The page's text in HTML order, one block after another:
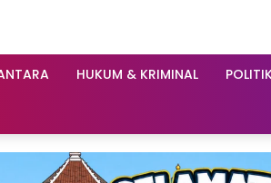
HUKUM & KRIMINAL